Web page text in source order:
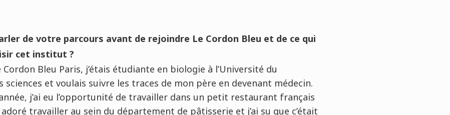
de votre parcours avant de rejoindre Le Cordon Bleu et de ce qui
cet institut ?
Bleu Paris, j’étais étudiante en biologie à l’Université du
sciences et voulais suivre les traces de mon père en devenant médecin.
j’ai eu l’opportunité de travailler dans un petit restaurant français
adoré travailler au sein du département de pâtisserie et j’ai su que c’était